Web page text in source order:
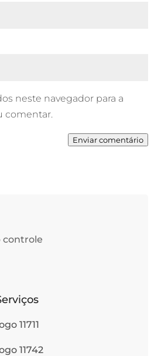
neste navegador para a
comentar.
Enviar comentário
controle
11711
11742